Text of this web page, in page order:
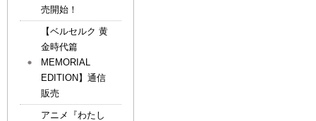
売開始！
【ベルセルク 黄
金時代篇
MEMORIAL
EDITION】通信
販売
アニメ『わたし